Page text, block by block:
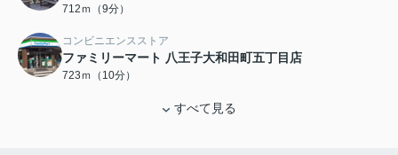
712ｍ（9分）
コンビニエンスストア
ファミリーマート 八王子大和田町五丁目店
723ｍ（10分）
すべて見る